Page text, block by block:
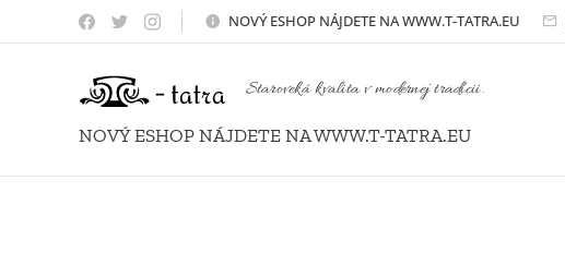
NOVÝESHOP NÁJDETE NA WWW.T-TATRA.EU
Staroveká kvalita v modernej tradícii.
NOVÝ ESHOP NÁJDETE NA WWW.T-TATRA.EU